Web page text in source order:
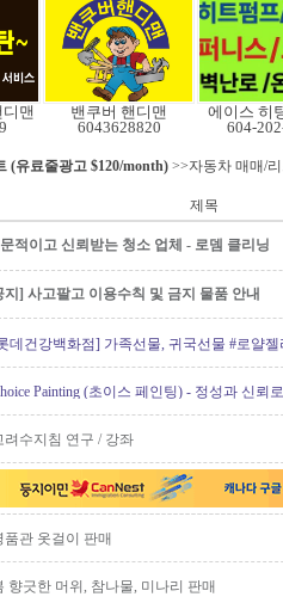
맨
밴쿠버 핸디맨
6043628820
에이스 히
604-
(유료줄광고 $120/month) >>자동차 매매/
제목
적이고 신뢰받는 청소 업체 - 로뎀 클리닝
지] 사고팔고 이용수칙 및 금지 물품 안내
데건강백화점] 가족선물, 귀국선물 #로얄젤
Painting (초이스 페인팅) - 정성과 신뢰
려수지침 연구 / 강좌
품관 옷걸이 판매
향긋한 머위, 참나물, 미나리 판매